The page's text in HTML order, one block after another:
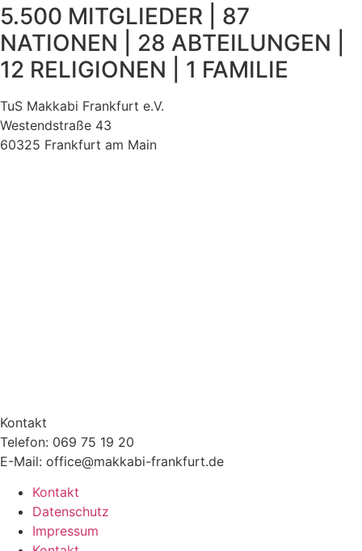
5.500 MITGLIEDER | 87
NATIONEN | 28 ABTEILUNGEN |
12 RELIGIONEN | 1 FAMILIE
TuS Makkabi Frankfurt e.V.
Westendstraße 43
60325 Frankfurt am Main
Kontakt
Telefon: 069 75 19 20
E-Mail: office@makkabi-frankfurt.de
Kontakt
Datenschutz
Impressum